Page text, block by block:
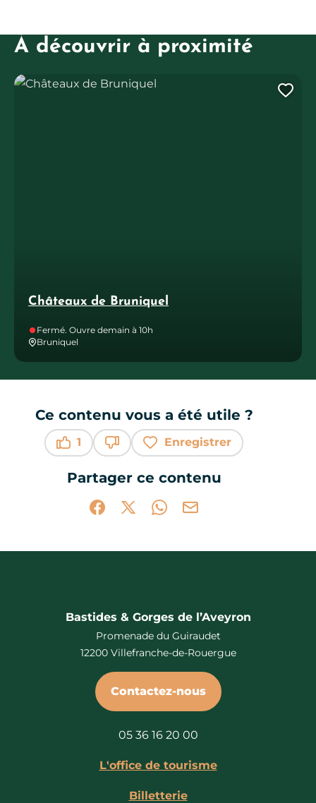
À découvrir à proximité
Châteaux de Bruniquel
Fermé. Ouvre demain à 10h
Bruniquel
Châteaux de Bruniquel
Ce contenu vous a été utile ?
1
Enregistrer
Partager ce contenu
Partager sur Facebook (nouvelle
Partager sur X / Twitter (nouvelle
Partager sur WhatsApp
Partager par mail
Bastides & Gorges de l’Aveyron
Promenade du Guiraudet
12200 Villefranche-de-Rouergue
Contactez-nous
05 36 16 20 00
L'office de tourisme
Billetterie